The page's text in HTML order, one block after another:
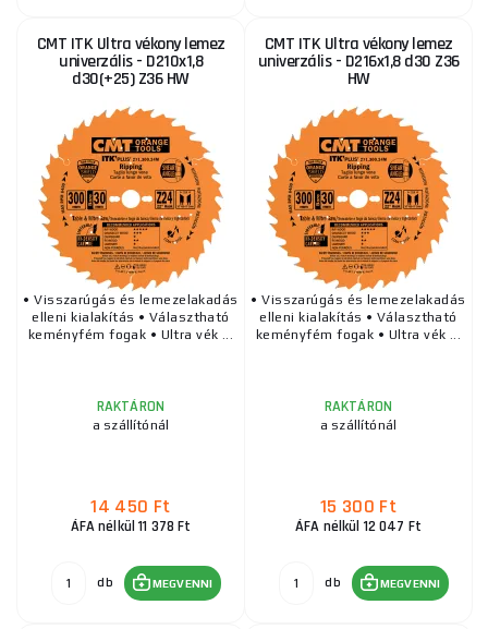
CMT ITK Ultra vékony lemez
univerzális - D210x1,8
d30(+25) Z36 HW
• Visszarúgás és lemezelakadás
elleni kialakítás • Választható
keményfém fogak • Ultra vék ...
RAKTÁRON
a szállítónál
14 450 Ft
ÁFA nélkül 11 378 Ft
db MEGVENNI
CMT ITK Ultra vékony lemez
univerzális - D216x1,8 d30 Z36
HW
• Visszarúgás és lemezelakadás
elleni kialakítás • Választható
keményfém fogak • Ultra vék ...
RAKTÁRON
a szállítónál
15 300 Ft
ÁFA nélkül 12 047 Ft
db MEGVENNI